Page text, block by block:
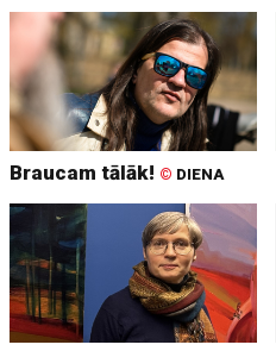
Braucam tālāk! © DIENA